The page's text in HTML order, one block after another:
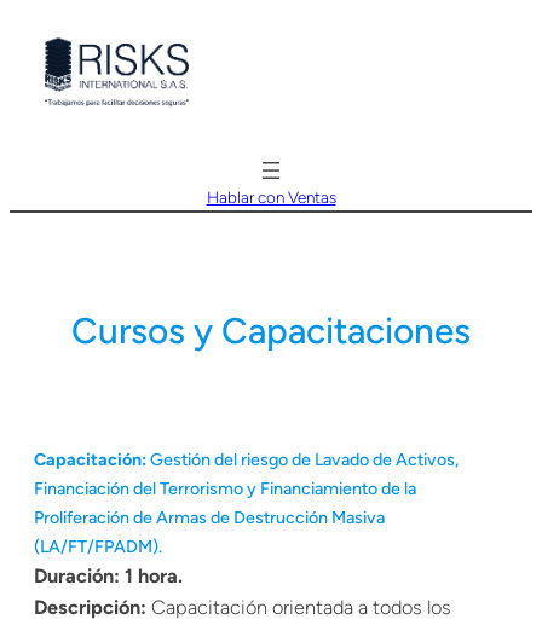
contenido
Hablar con Ventas
Cursos y Capacitaciones
Capacitación:Gestión del riesgo de Lavado de Activos,
Financiación del Terrorismo y Financiamiento de la
Proliferación de Armas de Destrucción Masiva
(LA/FT/FPADM).
Duración: 1 hora.
Descripción: Capacitación orientada a todos los